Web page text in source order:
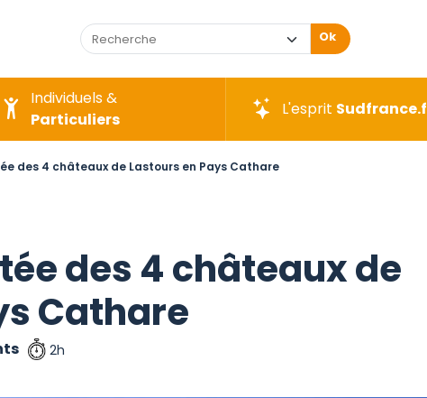
Ok
Individuels &
Particuliers
L'esprit
des 4 châteaux de Lastours en Pays Cathare
des 4 châteaux de
Cathare
2h